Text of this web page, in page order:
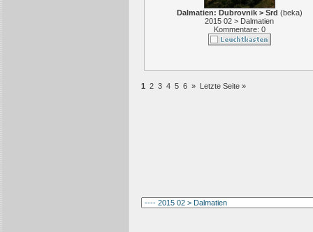
Dalmatien: Dubrovnik > Srd (beka)
2015 02 > Dalmatien
Kommentare: 0
1 2 3 4 5 6 » Letzte Seite »